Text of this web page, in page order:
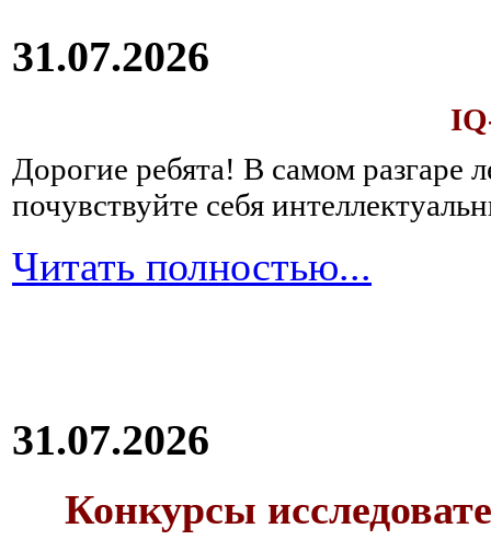
31.07.2026
Дорогие ребята! В самом разгаре
почувствуйте себя
Читать полностью...
31.07.2026
Конкурсы